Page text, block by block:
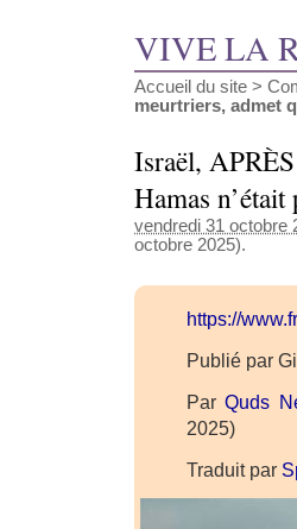
VIVE LA
Accueil du site >
meurtriers, admet
Israël,
Hamas
vendredi 31 octobre
octobre 2025).
https://
Publié par
ParQuds
2025)
Traduit par